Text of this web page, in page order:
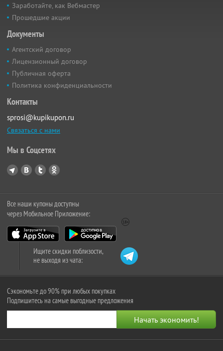
Заработайте, как Вебмастер
Прошедшие акции
Документы
Агентский договор
Лицензионный договор
Публичная оферта
Политика конфиденциальности
Контакты
sprosi@kupikupon.ru
Связаться с нами
Мы в Соцсетях
Все наши купоны доступны
через Мобильное Приложение:
Ищите скидки поблизости,
не выходя из чата:
Сэкономьте до 90% при любых покупках
Подпишитесь на самые выгодные предложения